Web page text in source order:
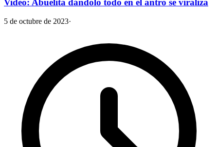
Video: Abuelita dándolo todo en el antro se viraliza
5 de octubre de 2023·